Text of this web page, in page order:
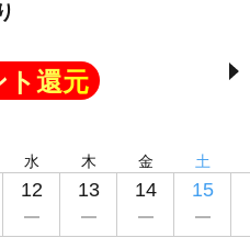
ト還元
水
12
木
13
金
14
土
15